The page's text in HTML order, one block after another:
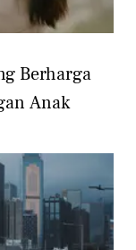
Berharga
Anak